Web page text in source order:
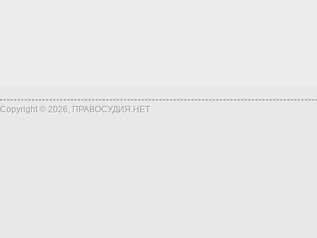
Copyright © 2026, ПРАВОСУДИЯ.НЕТ